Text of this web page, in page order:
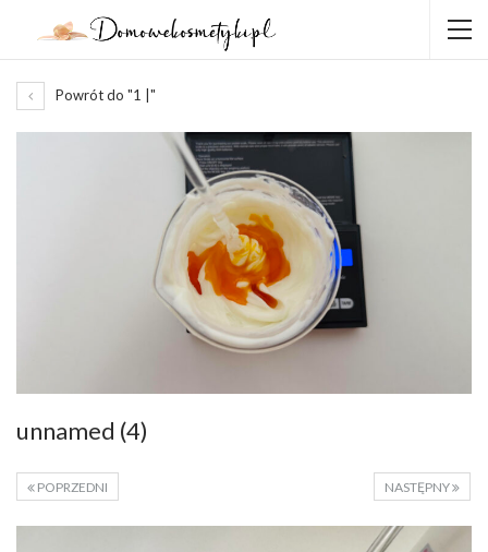
Powrót do "1 |"
unnamed (4)
NASTĘPNY
POPRZEDNI